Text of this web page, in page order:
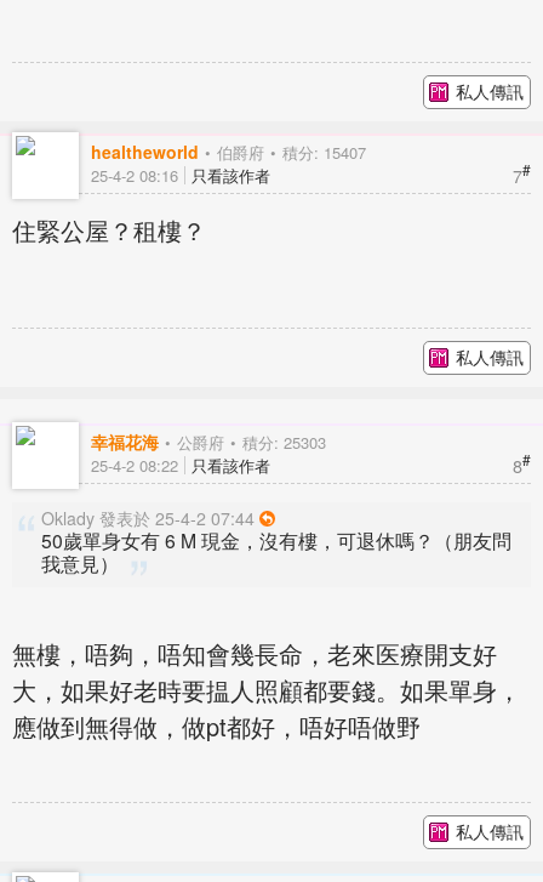
私人傳訊
healtheworld 伯爵府 積分: 15407
7#
25-4-2 08:16 只看該作者
住緊公屋？租樓？
私人傳訊
幸福花海 公爵府 積分: 25303
8#
25-4-2 08:22 只看該作者
Oklady 發表於 25-4-2 07:44
50歲單身女有 6 M 現金，沒有樓，可退休嗎？（朋友問
我意見）
無樓，唔夠，唔知會幾長命，老來医療開支好
大，如果好老時要揾人照顧都要錢。如果單身，
應做到無得做，做pt都好，唔好唔做野
私人傳訊